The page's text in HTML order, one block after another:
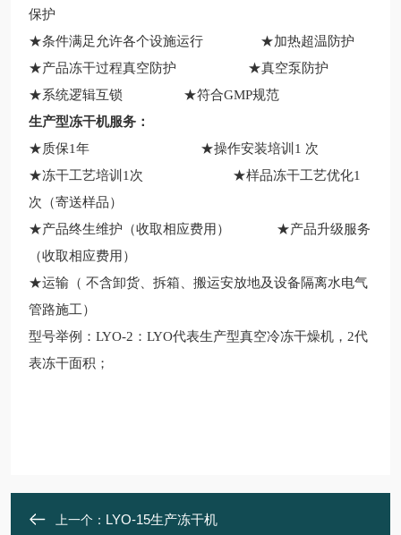
保护
★条件满足允许各个设施运行 ★加热超温防护
★产品冻干过程真空防护 ★真空泵防护
★系统逻辑互锁
★符合GMP规范
生产型冻干机服务：
★质保1年 ★操作安装培训1 次
★冻干工艺培训1次 ★样品冻干工艺优化1
次（寄送样品）
★产品终生维护（收取相应费用） ★产品升级服务
（收取相应费用）
★运输（ 不含卸货、拆箱、搬运安放地及设备隔离水电气
管路施工）
型号举例：LYO-2：LYO代表生产型真空冷冻干燥机，2代
表冻干面积；
上一个： LYO-15生产冻干机